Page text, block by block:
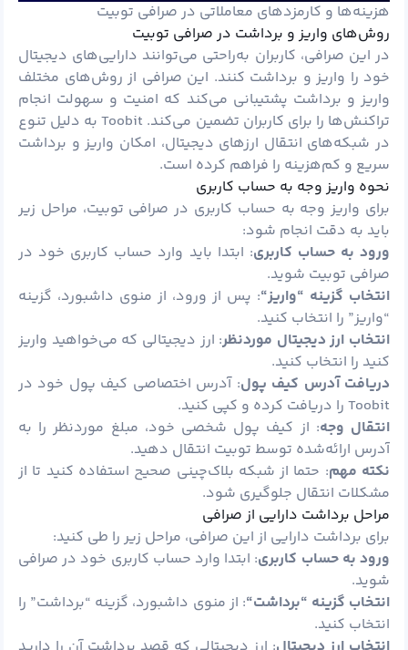
هزینه‌ها و کارمزدهای معاملاتی در صرافی توبیت
روش‌های واریز و برداشت در صرافی توبیت
در این صرافی، کاربران به‌راحتی می‌توانند دارایی‌های دیجیتال
خود را واریز و برداشت کنند. این صرافی از روش‌های مختلف
واریز و برداشت پشتیبانی می‌کند که امنیت و سهولت انجام
تراکنش‌ها را برای کاربران تضمین می‌کند. Toobit به دلیل تنوع
در شبکه‌های انتقال ارزهای دیجیتال، امکان واریز و برداشت
سریع و کم‌هزینه را فراهم کرده است.
نحوه واریز وجه به حساب کاربری
برای واریز وجه به حساب کاربری در صرافی توبیت، مراحل زیر
باید به دقت انجام شود:
ورود به حساب کاربری: ابتدا باید وارد حساب کاربری خود در
صرافی توبیت شوید.
انتخاب گزینه “واریز“: پس از ورود، از منوی داشبورد، گزینه
“واریز” را انتخاب کنید.
انتخاب ارز دیجیتال موردنظر: ارز دیجیتالی که می‌خواهید واریز
کنید را انتخاب کنید.
دریافت آدرس کیف پول: آدرس اختصاصی کیف پول خود در
Toobit را دریافت کرده و کپی کنید.
انتقال وجه: از کیف پول شخصی خود، مبلغ موردنظر را به
آدرس ارائه‌شده توسط توبیت انتقال دهید.
نکته مهم: حتما از شبکه بلاک‌چینی صحیح استفاده کنید تا از
مشکلات انتقال جلوگیری شود.
مراحل برداشت دارایی از صرافی
برای برداشت دارایی از این صرافی، مراحل زیر را طی کنید:
ورود به حساب کاربری: ابتدا وارد حساب کاربری خود در صرافی
شوید.
انتخاب گزینه “برداشت“: از منوی داشبورد، گزینه “برداشت” را
انتخاب کنید.